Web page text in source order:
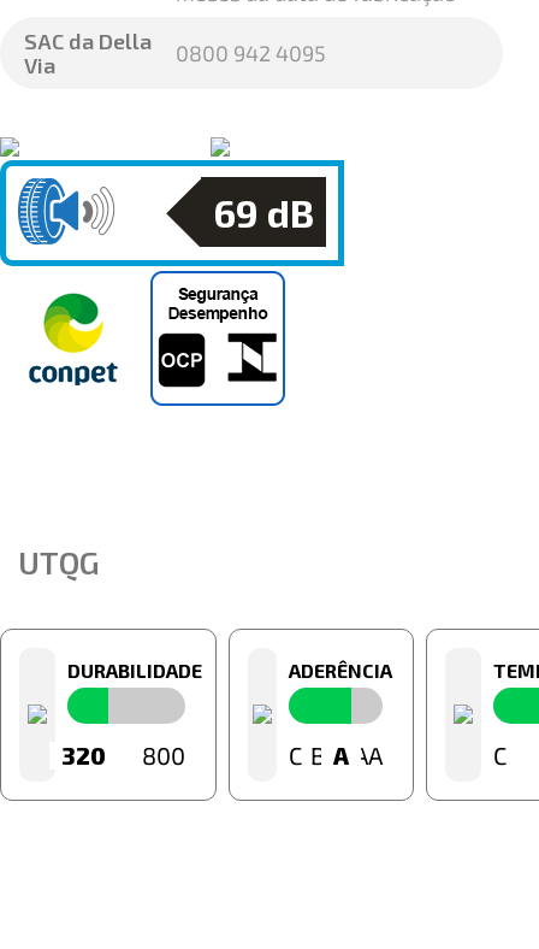
SAC da Della
Via
0800 942 4095
69 dB
UTQG
DURABILIDADE
320
60 800
ADERÊNCIA
A
C B A AA C